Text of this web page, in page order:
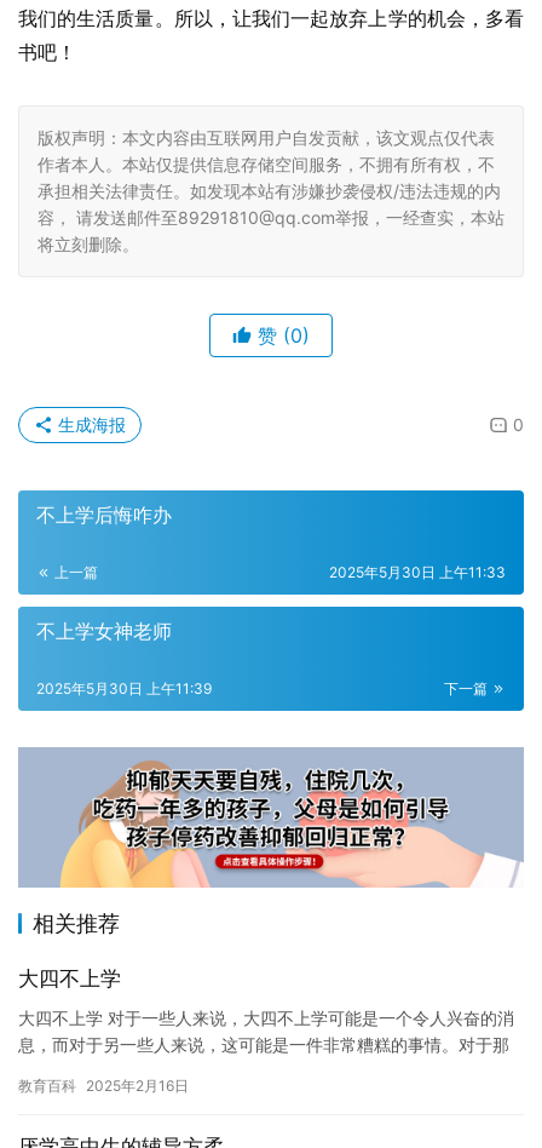
我们的生活质量。所以，让我们一起放弃上学的机会，多看
书吧！
版权声明：本文内容由互联网用户自发贡献，该文观点仅代表
作者本人。本站仅提供信息存储空间服务，不拥有所有权，不
承担相关法律责任。如发现本站有涉嫌抄袭侵权/违法违规的内
容， 请发送邮件至89291810@qq.com举报，一经查实，本站
将立刻删除。
赞 (0)
0
生成海报
不上学后悔咋办
上一篇 2025年5月30日 上午11:33
不上学女神老师
下一篇
2025年5月30日 上午11:39
相关推荐
大四不上学
大四不上学 对于一些人来说，大四不上学可能是一个令人兴奋的消
息，而对于另一些人来说，这可能是一件非常糟糕的事情。对于那
其他…
教育百科 2025年2月16日